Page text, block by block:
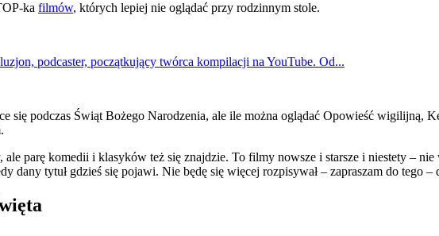
ka filmów, których lepiej nie oglądać przy rodzinnym stole.
podcaster, początkujący twórca kompilacji na YouTube. Od...
się podczas Świąt Bożego Narodzenia, ale ile można oglądać Opowieść wigilijną,
parę komedii i klasyków też się znajdzie. To filmy nowsze i starsze i niestety –
dany tytuł gdzieś się pojawi. Nie będę się więcej rozpisywał – zapraszam do tego –